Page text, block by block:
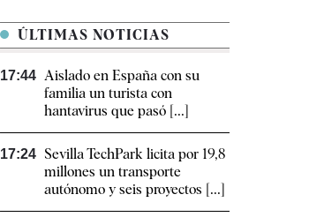
ÚLTIMAS NOTICIAS
17:44 Aislado en España con su
familia un turista con
hantavirus que pasó [...]
17:24 Sevilla TechPark licita por 19,8
millones un transporte
autónomo y seis proyectos [...]